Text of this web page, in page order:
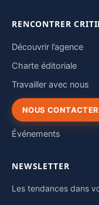
RENCONTRER
Découvrir l’agence
Charte éditoriale
Travailler avec nous
NOUS CONTACTER
Événements
NEWSLETTER
Les tendances dans